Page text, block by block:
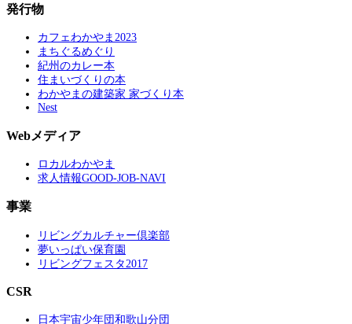
発行物
カフェわかやま2023
まちぐるめぐり
紀州のカレー本
住まいづくりの本
わかやまの建築家 家づくり本
Nest
Webメディア
ロカルわかやま
求人情報GOOD-JOB-NAVI
事業
リビングカルチャー倶楽部
夢いっぱい保育園
リビングフェスタ2017
CSR
日本宇宙少年団和歌山分団